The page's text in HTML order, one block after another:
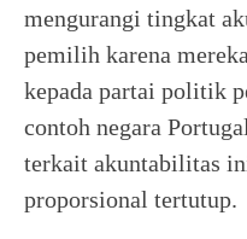
mengurangi tingkat
pemilih karena
kepada partai politik
contoh negara
terkait akuntabilitas
proporsional tertutup.